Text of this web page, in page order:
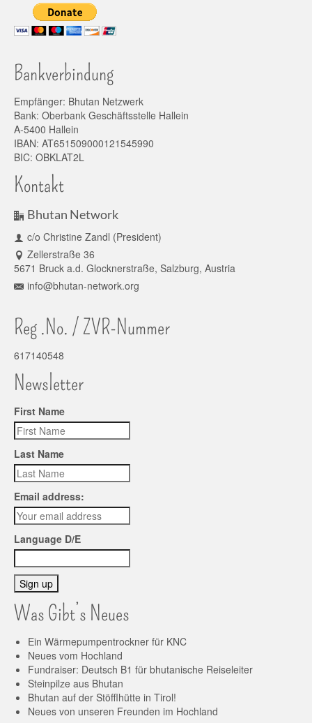
Bankverbindung
Empfänger: Bhutan Netzwerk
Bank: Oberbank Geschäftsstelle Hallein
A-5400 Hallein
IBAN: AT651509000121545990
BIC: OBKLAT2L
Kontakt
Bhutan Network
c/o Christine Zandl (President)
Zellerstraße 36
5671 Bruck a.d. Glocknerstraße, Salzburg, Austria
info@bhutan-network.org
Reg .No. / ZVR-Nummer
617140548
Newsletter
First Name
Last Name
Email address:
Language D/E
Was Gibt’s Neues
Ein Wärmepumpentrockner für KNC
Neues vom Hochland
Fundraiser: Deutsch B1 für bhutanische Reiseleiter
Steinpilze aus Bhutan
Bhutan auf der Stöfflhütte in Tirol!
Neues von unseren Freunden im Hochland